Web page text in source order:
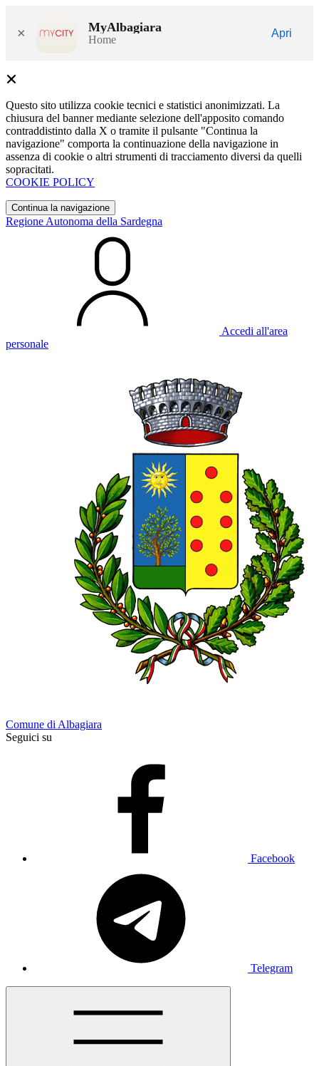
× MyAlbagiara
Home
Apri
Questo sito utilizza cookie tecnici e statistici anonimizzati. La
chiusura del banner mediante selezione dell'apposito comando
contraddistinto dalla X o tramite il pulsante "Continua la
navigazione" comporta la continuazione della navigazione in
assenza di cookie o altri strumenti di tracciamento diversi da quelli
sopracitati.
COOKIE POLICY
Continua la navigazione
Regione Autonoma della Sardegna
Accedi all'area
personale
Comune di Albagiara
Seguici su
Facebook
Telegram